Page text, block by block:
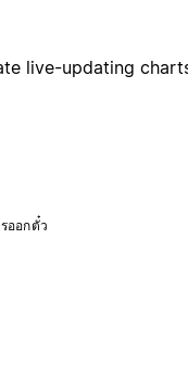
live-updating
ออกตั๋ว